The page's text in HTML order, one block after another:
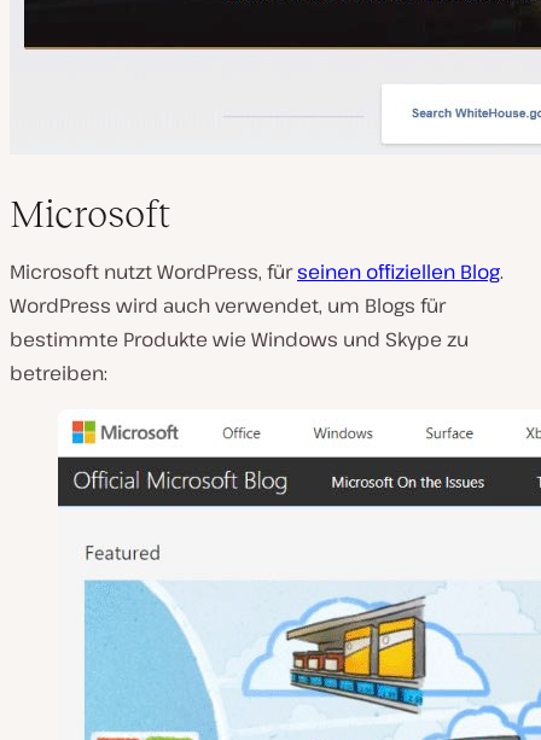
Microsoft
Microsoft nutzt WordPress, fürseinen offiziellen Blog.
WordPress wird auch verwendet, um Blogs für
bestimmte Produkte wie Windows und Skype zu
betreiben: